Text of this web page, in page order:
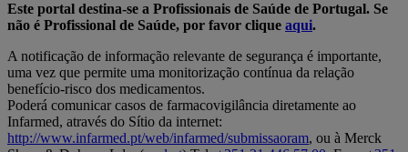
Este portal destina-se a Profissionais de Saúde de Portugal. Se
não é Profissional de Saúde, por favor clique aqui.
A notificação de informação relevante de segurança é importante,
uma vez que permite uma monitorização contínua da relação
benefício-risco dos medicamentos.
Poderá comunicar casos de farmacovigilância diretamente ao
Infarmed, através do Sítio da internet:
http://www.infarmed.pt/web/infarmed/submissaoram, ou à Merck